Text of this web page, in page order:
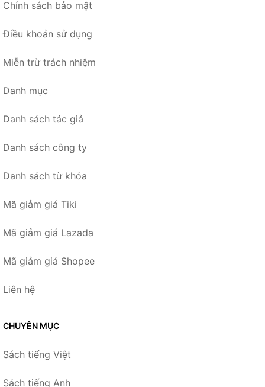
Chính sách bảo mật
Điều khoản sử dụng
Miễn trừ trách nhiệm
Danh mục
Danh sách tác giả
Danh sách công ty
Danh sách từ khóa
Mã giảm giá Tiki
Mã giảm giá Lazada
Mã giảm giá Shopee
Liên hệ
CHUYÊN MỤC
Sách tiếng Việt
Sách tiếng Anh